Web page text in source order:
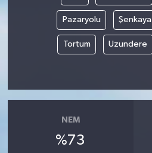
Pazaryolu Şenkaya
Tortum Uzundere
NEM
%73